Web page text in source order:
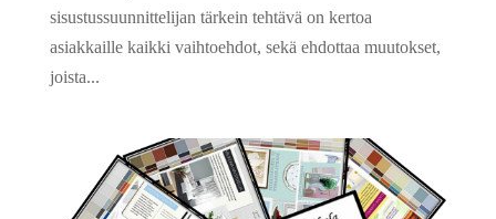
sisustussuunnittelijan tärkein tehtävä on kertoa
asiakkaille kaikki vaihtoehdot, sekä ehdottaa muutokset,
joista...